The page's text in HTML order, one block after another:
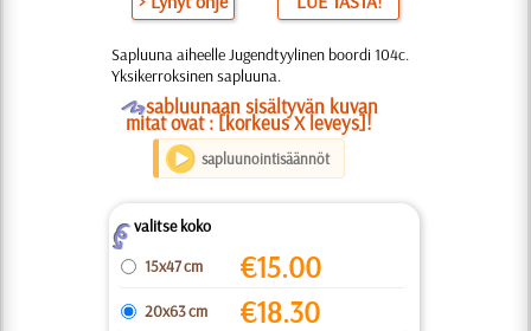
Sapluuna aiheelle Jugendtyylinen boordi 104c.
Yksikerroksinen sapluuna.
Osabluunaan sisältyvän kuvan
mitat ovat : [korkeus X leveys]!
sapluunointisäännöt
Zvalitse koko
15x47 cm
€15.00
20x63 cm €18.30